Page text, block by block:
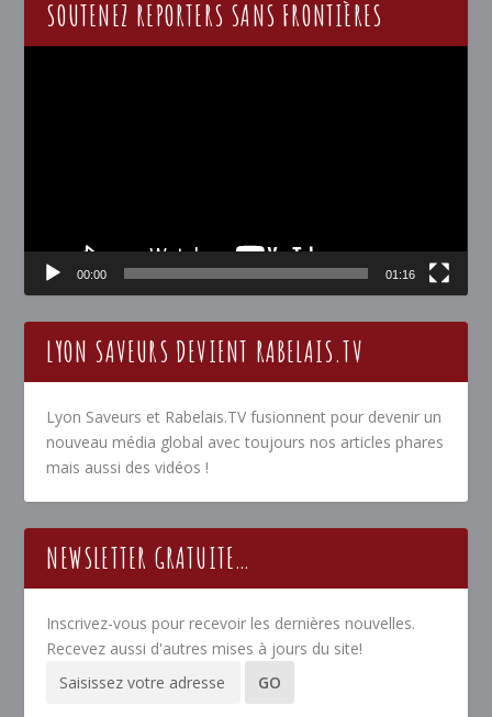
SOUTENEZ REPORTERS SANS FRONTIÈRES
00:00 01:16
LYON SAVEURS DEVIENT RABELAIS.TV
Lyon Saveurs et Rabelais.TV fusionnent pour devenir un
nouveau média global avec toujours nos articles phares
mais aussi des vidéos !
NEWSLETTER GRATUITE…
Inscrivez-vous pour recevoir les dernières nouvelles.
Recevez aussi d'autres mises à jours du site!